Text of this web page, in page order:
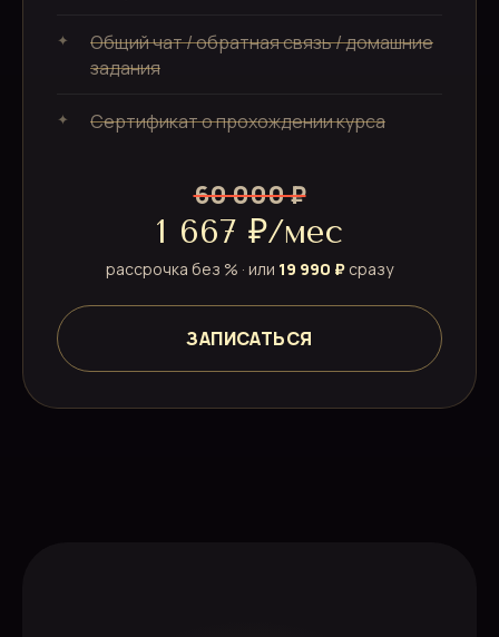
Общий чат / обратная связь / домашние
задания
Сертификат о прохождении курса
60 000 ₽
1 667 ₽/мес
рассрочка без % · или 19 990 ₽ сразу
ЗАПИСАТЬСЯ